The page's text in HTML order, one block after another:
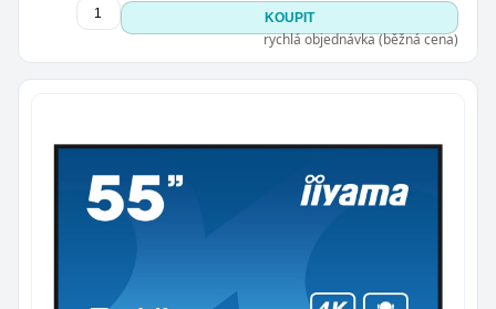
KOUPIT
rychlá objednávka (běžná cena)